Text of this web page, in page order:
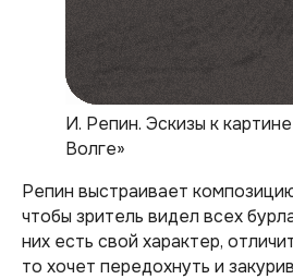
И. Репин. Эскизы к
Волге»
Репин выстраивает
чтобы зритель видел всех
них есть свой характер,
то хочет передохнуть и